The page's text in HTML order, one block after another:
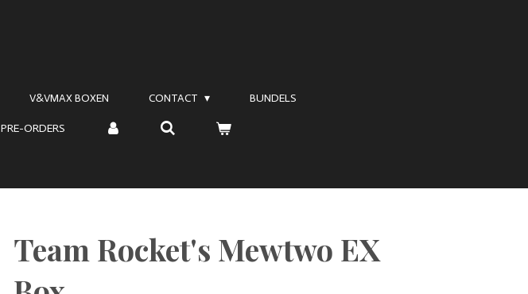
V&VMAX BOXEN CONTACT BUNDELS
PRE-ORDERS
Team Rocket's Mewtwo EX